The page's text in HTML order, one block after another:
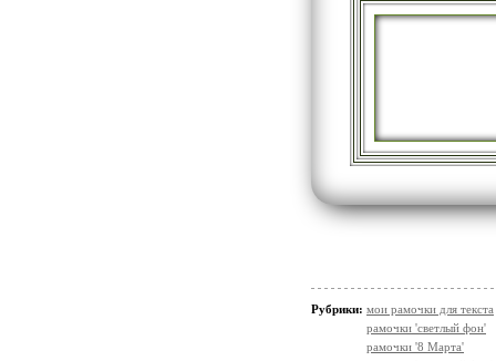
Рубрики: мои рамочки для текста
рамочки 'светлый фон'
рамочки '8 Марта'